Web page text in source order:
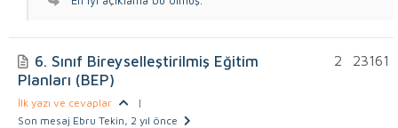
6. Sınıf Bireyselleştirilmiş Eğitim
Planları (BEP)
İlk yazı ve cevaplar
|
Son mesaj Ebru Tekin, 2 yıl önce
23161
2